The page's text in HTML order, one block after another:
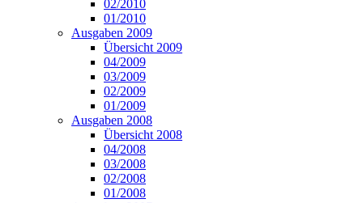
02/2010
01/2010
Ausgaben 2009
Übersicht 2009
04/2009
03/2009
02/2009
01/2009
Ausgaben 2008
Übersicht 2008
04/2008
03/2008
02/2008
01/2008